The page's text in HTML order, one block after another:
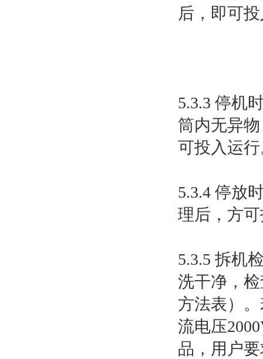
后，即可
5.3.3 停机
筒内无异
可投入运
5.3.4 停放
理后，方
5.3.5 拆机
洗干净，
方法表）
流电压
品，用户